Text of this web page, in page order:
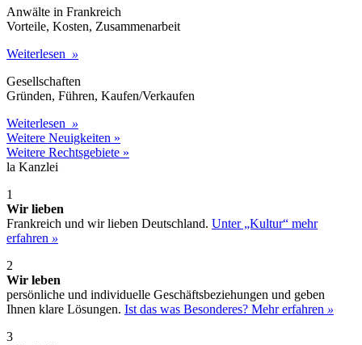
Anwälte in Frankreich
Vorteile, Kosten, Zusammenarbeit
Weiterlesen »
Gesellschaften
Gründen, Führen, Kaufen/Verkaufen
Weiterlesen »
Weitere Neuigkeiten »
Weitere Rechtsgebiete »
la Kanzlei
1
Wir lieben
Frankreich und wir ­lieben Deutschland. Unter „Kultur“ mehr
erfahren »
2
Wir leben
persönliche und ­individuelle Geschäfts­beziehungen und geben
Ihnen klare Lösungen. Ist das was Besonderes? Mehr erfahren »
3